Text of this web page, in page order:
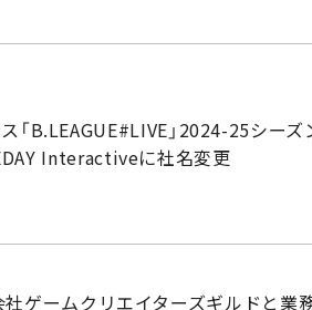
B.LEAGUE#LIVE」2024-25シー
Interactiveに社名変更
ゲームクリエイターズギルドと業